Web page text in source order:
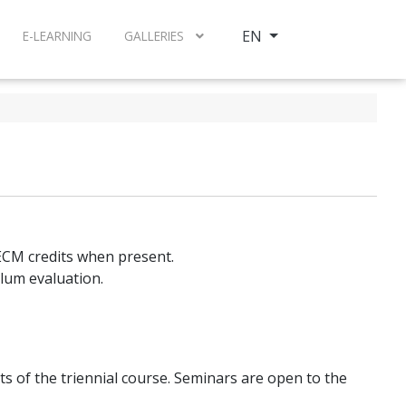
E-LEARNING GALLERIES Select your language
EN
credits when present.
evaluation.
of the triennial course. Seminars are open to the